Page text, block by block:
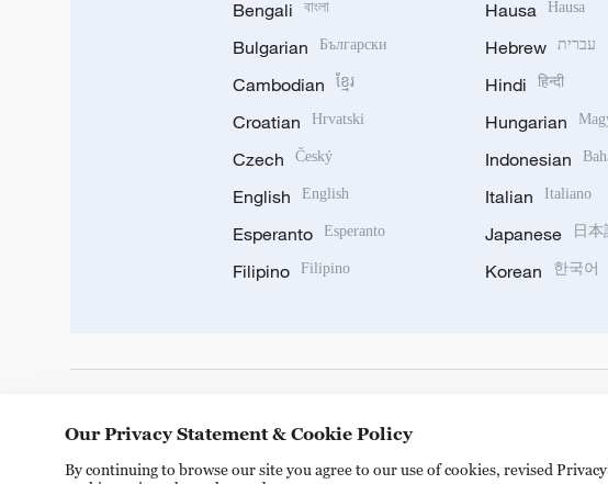
Bengali বাংলা
Bulgarian Български
Cambodian ខ្មែរ
Croatian Hrvatski
Czech Český
English English
Esperanto Esperanto
Filipino Filipino
Hausa Hausa
Hebrew עברית
Hindi हिन्दी
Hungarian
Indonesian
Italian Italiano
Japanese 日本
Korean 한국어
Our Privacy Statement & Cookie Policy
By continuing to browse our site you agree to our use of cookies, revised